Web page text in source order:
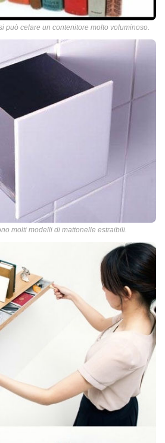
può celare un contenitore molto voluminoso.
molti modelli di mattonelle estraibili.